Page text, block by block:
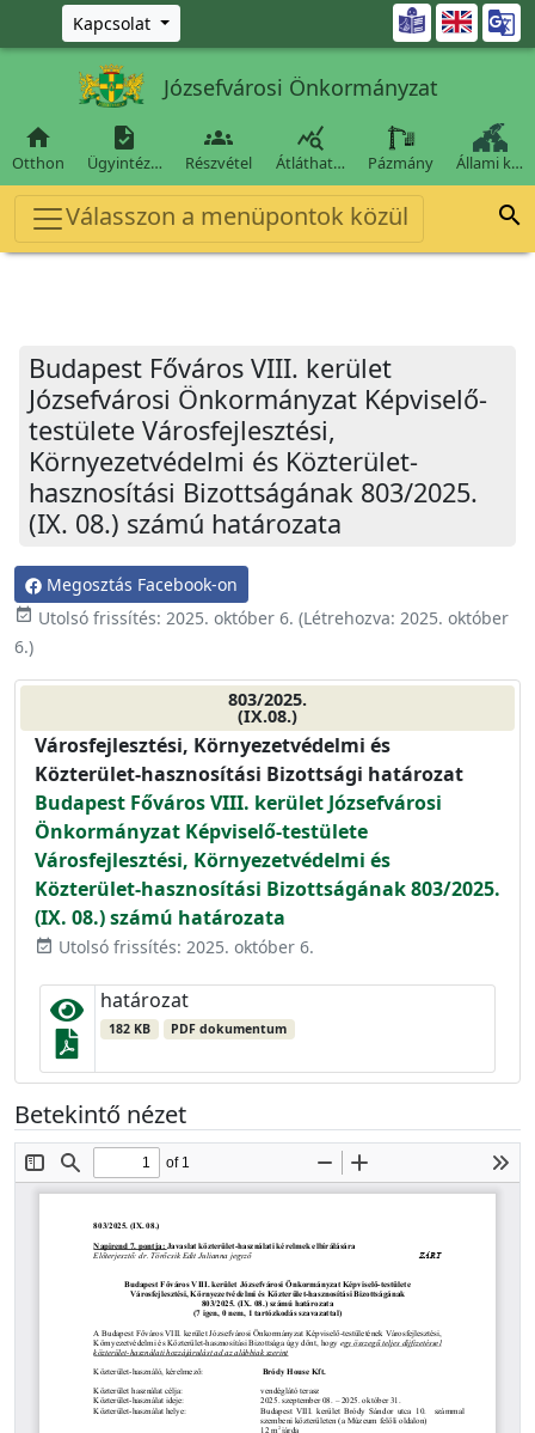
Ugrás a fő tartalomra
Kapcsolat 
Józsefvárosi Önkormányzat

Otthon

Ügyintéz…

Részvétel

Átláthat… Pázmány Állami k…
Válasszon a menüpontok közül 
Budapest Főváros VIII. kerület
Józsefvárosi Önkormányzat Képviselő-
testülete Városfejlesztési,
Környezetvédelmi és Közterület-
hasznosítási Bizottságának 803/2025.
(IX. 08.) számú határozata
Megosztás Facebook-on
event_available Utolsó frissítés: 2025. október 6. (Létrehozva: 2025. október
6.)
803/2025.
(IX.08.)
Városfejlesztési, Környezetvédelmi és
Közterület-hasznosítási Bizottsági határozat
Budapest Főváros VIII. kerület Józsefvárosi
Önkormányzat Képviselő-testülete
Városfejlesztési, Környezetvédelmi és
Közterület-hasznosítási Bizottságának 803/2025.
(IX. 08.) számú határozata
event_available Utolsó frissítés: 2025. október 6.
határozat
182 KB PDF dokumentum
Betekintő nézet